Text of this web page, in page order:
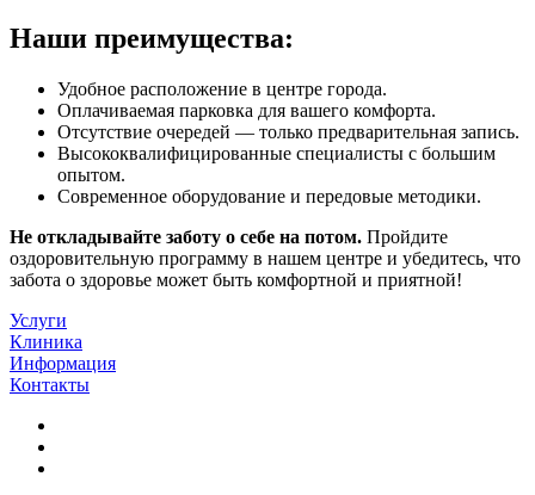
Наши преимущества:
Удобное расположение в центре города.
Оплачиваемая парковка для вашего комфорта.
Отсутствие очередей — только предварительная запись.
Высококвалифицированные специалисты с большим
опытом.
Современное оборудование и передовые методики.
Не откладывайте заботу о себе на потом. Пройдите
оздоровительную программу в нашем центре и убедитесь, что
забота о здоровье может быть комфортной и приятной!
Услуги
Клиника
Информация
Контакты